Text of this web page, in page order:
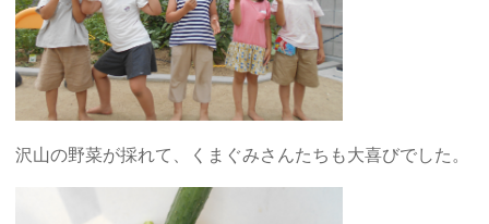
沢山の野菜が採れて、くまぐみさんたちも大喜びでした。